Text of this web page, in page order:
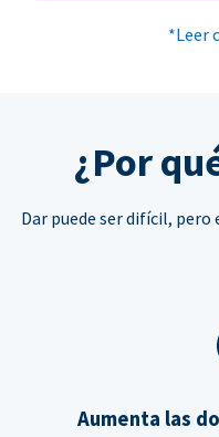
*Leer
¿Por
Dar puede ser difícil,
Aumenta las